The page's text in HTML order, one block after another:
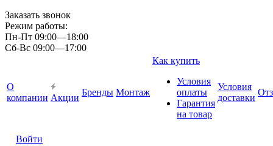
Заказать звонок
Режим работы:
Пн-Пт 09:00—18:00
Сб-Вс 09:00—17:00
О
компании Акции
Бренды Монтаж
Как купить
Условия
оплаты
Гарантия
на товар
Условия
доставки
Войти